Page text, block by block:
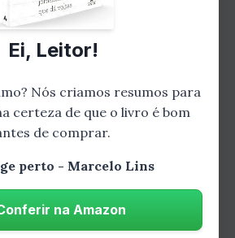
e reflexivos, que nos
próprias vidas. Cada
oportunidade de aprendizado
e se reconectando
Ei, Leitor!
Nós criamos resumos para
certeza de que o livro é bom
de comprar.
perto - Marcelo Lins
na Amazon